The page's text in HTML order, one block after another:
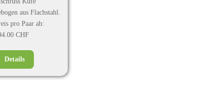
aus Flachstahl.
pro Paar ab:
CHF
Details